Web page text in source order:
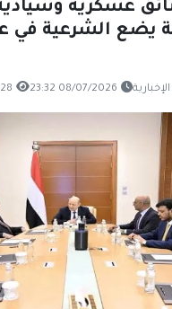
عسكرية
يضع الشرعية في
08/07/2026 23:32
828